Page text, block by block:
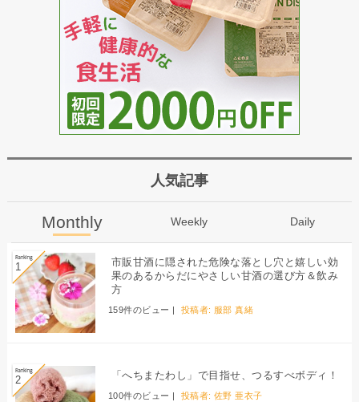
人気記事
Monthly Weekly Daily
市販甘酒に隠された危険な落とし穴と嬉しい効
果のあるからだにやさしい甘酒の選び方＆飲み
方
159件のビュー | 投稿者: 服部 真緒
「へちまたわし」で目指せ、つるすべボディ！
100件のビュー | 投稿者:佐野 亜衣子